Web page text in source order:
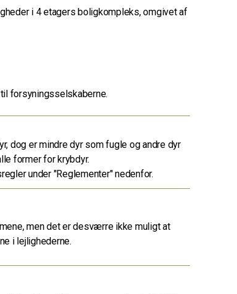
i 4 etagers boligkompleks, omgivet af
forsyningsselskaberne.
dog er mindre dyr som fugle og andre dyr
former for krybdyr.
under "Reglementer" nedenfor.
men det er desværre ikke muligt at
i lejlighederne.